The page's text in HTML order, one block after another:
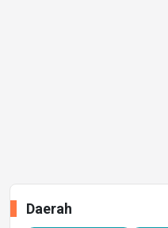
Daerah